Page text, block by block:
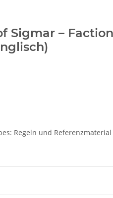
Sigmar –
Regeln und